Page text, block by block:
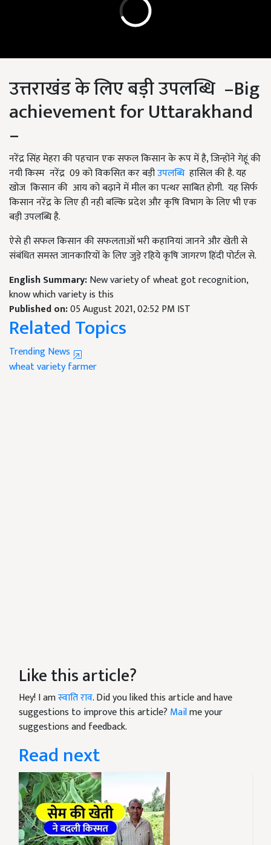
उत्तराखंड के लिए बड़ी उपलब्धि –Big
achievement for Uttarakhand
–
नरेंद्र सिंह मेहरा की पहचान एक सफल किसान के रूप में है, जिन्होंने गेहूं की
नयी किस्म नरेंद्र 09को विकसित कर बड़ीउपलब्धि हासिल की है. यह
खोज किसान की आय को बढ़ाने में मील का पत्थर साबित होगी. यह सिर्फ
किसान नरेंद्र के लिए ही नही बल्कि प्रदेश और कृषि विभाग के लिए भी एक
बड़ी उपलब्धि है.
ऐसे ही सफल किसान की सफलताओं भरी कहानियां जानने और खेती से
संबंधित समस्त जानकारियों के लिए जुड़े रहिये कृषि जागरण हिंदी पोर्टल से.
English Summary:New variety of wheat got recognition,
know which variety is this
Published on:05 August 2021, 02:52 PM IST
Related Topics
Trending News
wheat varietyfarmer
Like this article?
Hey! I amस्वाति राव. Did you liked this article and have
suggestions to improve this article? Mailme your
suggestions and feedback.
Read next